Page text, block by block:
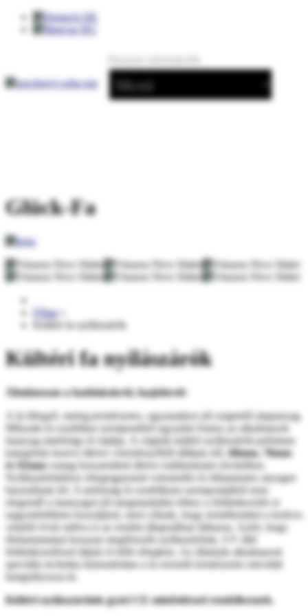
DE
Glück-Fa
Főlap
Kültéri fa nyílászárók
Kültéri fa nyílászárók
Általánosan a faablakokról, faajtókról:
A fa lélegző, meleg,természetes, ugyanakkor jól szigetelő alapanyag.
Műszaki és esztétikai szempontból egyaránt fontos az alkalmazott
faanyag minősége és fajtája. A cégünk kültéri nyílászáróit prémium
kategóriás borovi illetve vörösfenyőből állítjuk elő,
68mm, 78mm
és 92mmvastag hossztoldott illetve toldásmentes kivitelben.
Nyílászáróinkhoz rétegragasztott vetemedés és hibamentes anyagot
használunk fel. A tartósság és esztétikum szempontjából nem
elegendő a faanyagot jól megmunkálni ehhez a felületkezelés is
nagymértékben hozzájárul, mert célunk, hogy termékeinket a kedves
vásárló évek múlva is az eredeti állapotában láthassa. Azért, hogy
élettartamukat hosszan megőrizzék nyílászáróink, UV álló
felületkezeléssel látjuk el több rétegben. Az általunk alkalmazott
speciális technika kimondottan a fa erezetét természetes mivoltát
hangsúlyozza ki.
Kültéri nyílászáróink gyári CE minősítéssel rendelkeznek.